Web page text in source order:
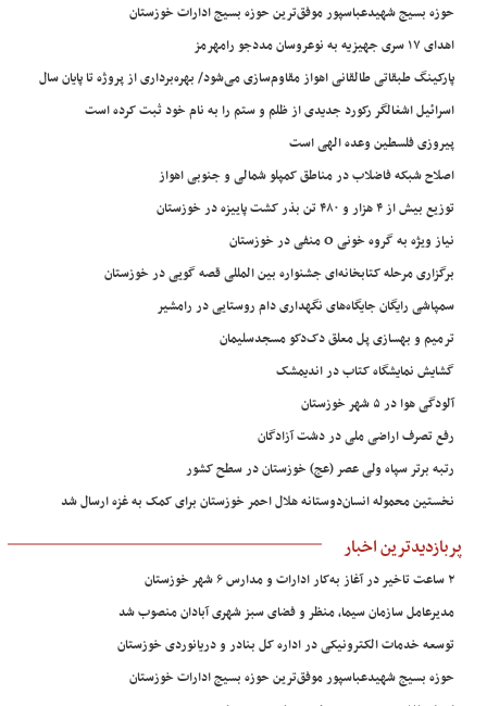
حوزه بسیج شهیدعباسپور موفق‌ترین حوزه بسیج ادارات خوزستان
اهدای ۱۷ سری جهیزیه به نوعروسان مددجو رامهرمز
پارکینگ طبقاتی طالقانی اهواز مقاوم‌سازی می‌شود/ بهره‌برداری از پروژه تا پایان سال
اسرائیل اشغالگر رکورد جدیدی از ظلم و ستم را به نام خود ثبت کرده است
پیروزی فلسطین وعده الهی است
اصلاح شبکه فاضلاب در مناطق کمپلو شمالی و جنوبی اهواز
توزیع بیش از ۴ هزار و ۴۸۰ تن بذر کشت پاییزه در خوزستان
نیاز ویژه به گروه خونی O منفی در خوزستان
برگزاری مرحله کتابخانه‌ای جشنواره بین المللی قصه گویی در خوزستان
سمپاشی رایگان جایگاه‌های نگهداری دام روستایی در رامشیر
ترمیم و بهسازی پل معلق دک‌دکو مسجدسلیمان
گشایش نمایشگاه کتاب در اندیمشک
آلودگی هوا در ۵ شهر خوزستان
رفع تصرف اراضی ملی در دشت آزادگان
رتبه برتر سپاه ولی عصر (عج) خوزستان در سطح کشور
نخستین محموله انسان‌دوستانه هلال احمر خوزستان برای کمک به غزه ارسال شد
پربازدیدترین اخبار
۲ ساعت تاخیر در آغاز به‌کار ادارات و مدارس ۶ شهر خوزستان
مدیرعامل سازمان سیما، منظر و فضای سبز شهری آبادان منصوب شد
توسعه خدمات الکترونیکی در اداره کل بنادر و دریانوردی خوزستان
حوزه بسیج شهیدعباسپور موفق‌ترین حوزه بسیج ادارات خوزستان